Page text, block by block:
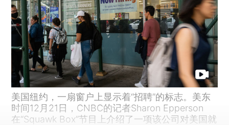
美国纽约，一扇窗户上显示着“招聘”的标志。美东
时间12月21日，CNBC的记者Sharon Epperson
在“Squawk Box”节目上介绍了一项该公司对美国就